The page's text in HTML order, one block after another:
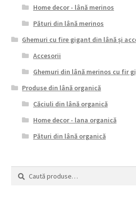
Home decor - lână merinos
Pături din lână merinos
Ghemuri cu fire gigant din lână și
Accesorii
Ghemuri din lână merinos cu fir
Produse din lână organică
Căciuli din lână organică
Home decor - lana organică
Pături din lână organică
Caută
după:
Caută